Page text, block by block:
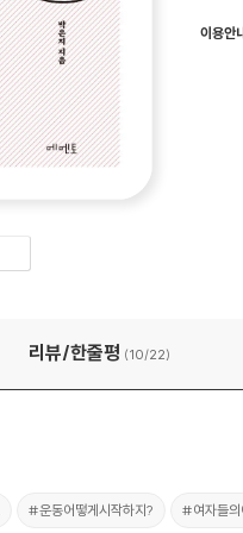
이용안
리뷰/한줄평 (10/22)
#운동어떻게시작하지? #여자들의